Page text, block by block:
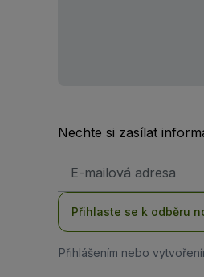
Nechte si zasílat
adresa
Přihlaste se k odběru
Přihlášením nebo